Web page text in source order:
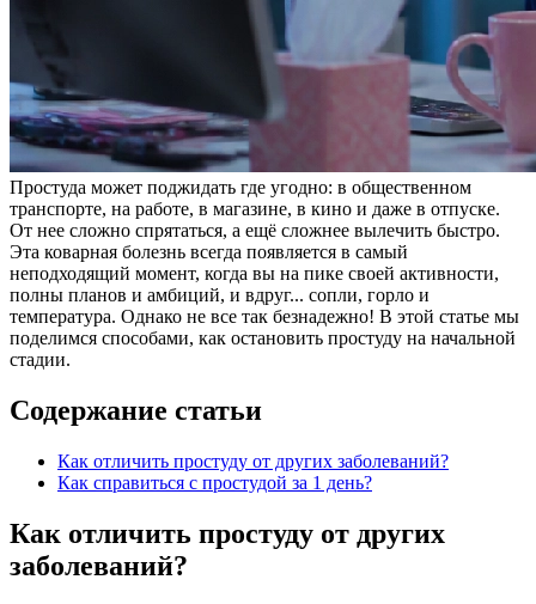
Простуда может поджидать где угодно: в общественном
транспорте, на работе, в магазине, в кино и даже в отпуске.
От нее сложно спрятаться, а ещё сложнее вылечить быстро.
Эта коварная болезнь всегда появляется в самый
неподходящий момент, когда вы на пике своей активности,
полны планов и амбиций, и вдруг... сопли, горло и
температура. Однако не все так безнадежно! В этой статье мы
поделимся способами, как остановить простуду на начальной
стадии.
Содержание статьи
Как отличить простуду от других заболеваний?
Как справиться с простудой за 1 день?
Как отличить простуду от других
заболеваний?